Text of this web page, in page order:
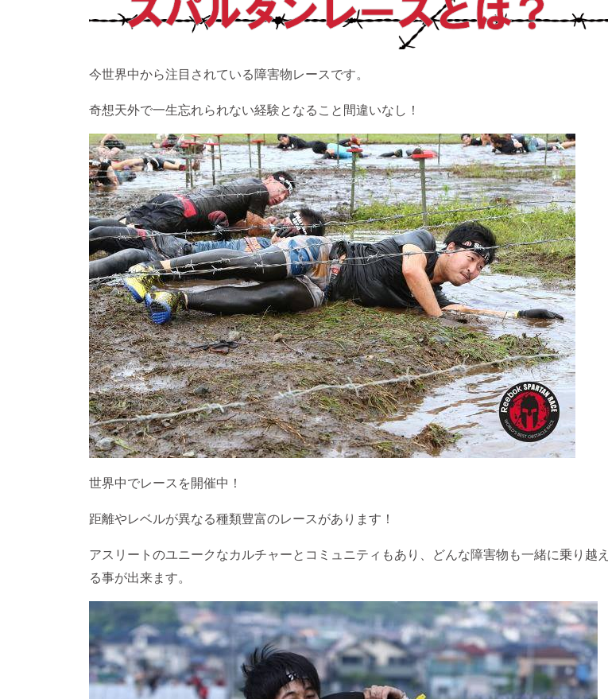
今世界中から注目されている障害物レースです。
奇想天外で一生忘れられない経験となること間違いなし！
世界中でレースを開催中！
距離やレベルが異なる種類豊富のレースがあります！
アスリートのユニークなカルチャーとコミュニティもあり、どんな障害物も一緒に乗り越え
る事が出来ます。